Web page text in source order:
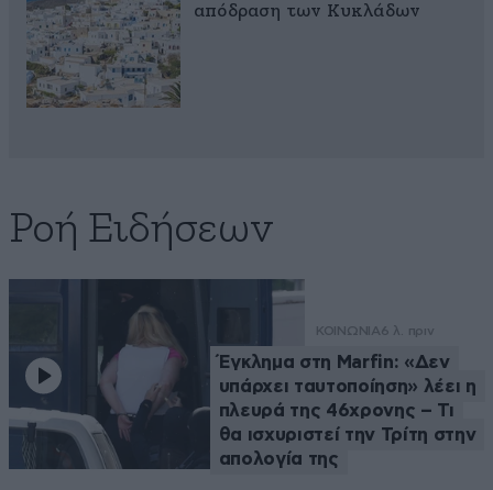
απόδραση των Κυκλάδων
Ροή Ειδήσεων
ΚΟΙΝΩΝΙΑ6 λ. πριν
Έγκλημα στη Marfin: «Δεν
υπάρχει ταυτοποίηση» λέει η
πλευρά της 46χρονης – Τι
θα ισχυριστεί την Τρίτη στην
απολογία της